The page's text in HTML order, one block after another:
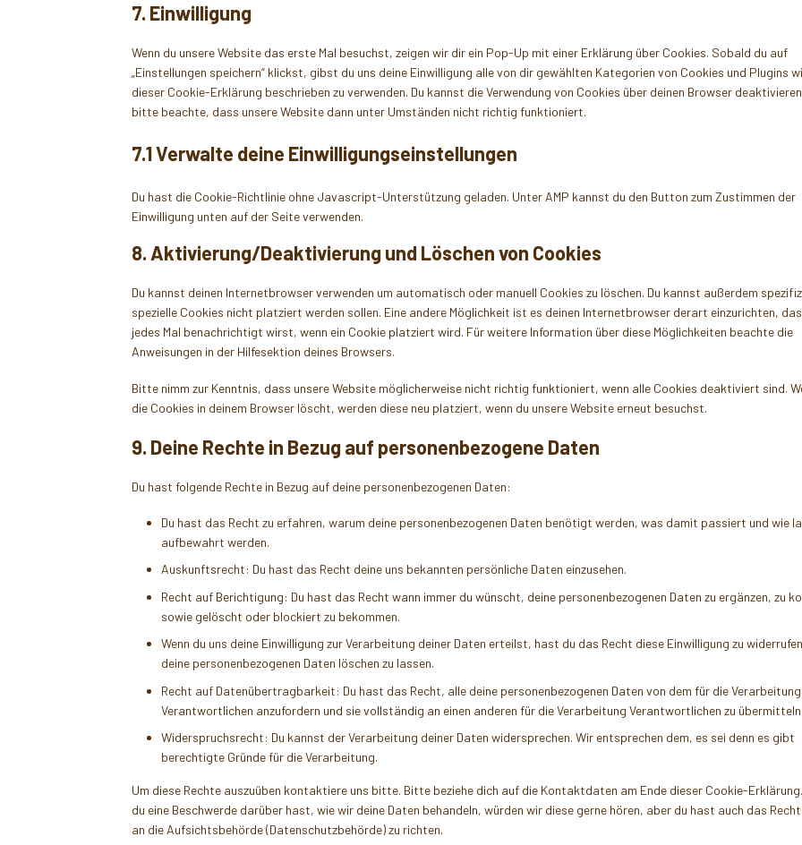
7. Einwilligung
Wenn du unsere Website das erste Mal besuchst, zeigen wir dir ein Pop-Up mit einer Erklärung über Cookies. Sobald du auf
„Einstellungen speichern“ klickst, gibst du uns deine Einwilligung alle von dir gewählten Kategorien von Cookies und Plugins
dieser Cookie-Erklärung beschrieben zu verwenden. Du kannst die Verwendung von Cookies über deinen Browser
bitte beachte, dass unsere Website dann unter Umständen nicht richtig funktioniert.
7.1 Verwalte deine Einwilligungseinstellungen
Du hast die Cookie-Richtlinie ohne Javascript-Unterstützung geladen. Unter AMP kannst du den Button zum Zustimmen der
Einwilligung unten auf der Seite verwenden.
8. Aktivierung/Deaktivierung und Löschen von Cookies
Du kannst deinen Internetbrowser verwenden um automatisch oder manuell Cookies zu löschen. Du kannst außerdem
spezielle Cookies nicht platziert werden sollen. Eine andere Möglichkeit ist es deinen Internetbrowser derart einzurichten,
jedes Mal benachrichtigt wirst, wenn ein Cookie platziert wird. Für weitere Information über diese Möglichkeiten beachte die
Anweisungen in der Hilfesektion deines Browsers.
Bitte nimm zur Kenntnis, dass unsere Website möglicherweise nicht richtig funktioniert, wenn alle Cookies deaktiviert sind.
die Cookies in deinem Browser löscht, werden diese neu platziert, wenn du unsere Website erneut besuchst.
9. Deine Rechte in Bezug auf personenbezogene Daten
Du hast folgende Rechte in Bezug auf deine personenbezogenen Daten:
Du hast das Recht zu erfahren, warum deine personenbezogenen Daten benötigt werden, was damit passiert und wie
aufbewahrt werden.
Auskunftsrecht: Du hast das Recht deine uns bekannten persönliche Daten einzusehen.
Recht auf Berichtigung: Du hast das Recht wann immer du wünscht, deine personenbezogenen Daten zu ergänzen, zu
sowie gelöscht oder blockiert zu bekommen.
Wenn du uns deine Einwilligung zur Verarbeitung deiner Daten erteilst, hast du das Recht diese Einwilligung zu
deine personenbezogenen Daten löschen zu lassen.
Recht auf Datenübertragbarkeit: Du hast das Recht, alle deine personenbezogenen Daten von dem für die Verarbeitung
Verantwortlichen anzufordern und sie vollständig an einen anderen für die Verarbeitung Verantwortlichen zu übermitteln.
Widerspruchsrecht: Du kannst der Verarbeitung deiner Daten widersprechen. Wir entsprechen dem, es sei denn es gibt
berechtigte Gründe für die Verarbeitung.
Um diese Rechte auszuüben kontaktiere uns bitte. Bitte beziehe dich auf die Kontaktdaten am Ende dieser Cookie-Erklärung.
du eine Beschwerde darüber hast, wie wir deine Daten behandeln, würden wir diese gerne hören, aber du hast auch das
an die Aufsichtsbehörde (Datenschutzbehörde) zu richten.